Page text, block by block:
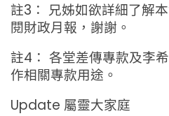
註3： 兄姊如欲詳細了解
閱財政月報，謝謝。
註4： 各堂差傳專款及李
作相關專款用途。
Update 屬靈大家庭